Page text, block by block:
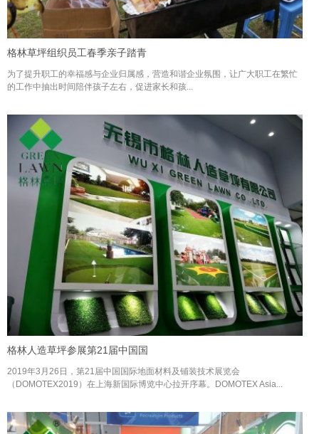
格林草坪组织员工春季亲子踏青
为了提升职工的幸福感与企业归属感，营造和谐企业氛围，让广大职工在繁忙
的工作中抽出时间陪伴孩子左右，促进家长和孩...
格林人造草坪参展第21届中国国
2019年3月26日，第21届中国国际地面材料及铺装技术展览会
（DOMOTEX2019）在上海新国际博览中心拉开序幕。DOMOTEX Asia...